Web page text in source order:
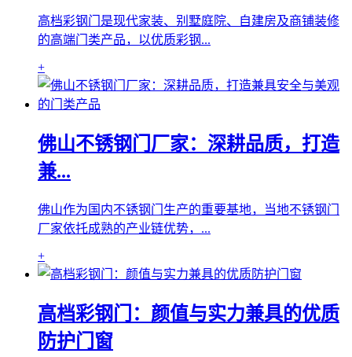
高档彩钢门是现代家装、别墅庭院、自建房及商铺装修
的高端门类产品，以优质彩钢...
+
佛山不锈钢门厂家：深耕品质，打造
兼...
佛山作为国内不锈钢门生产的重要基地，当地不锈钢门
厂家依托成熟的产业链优势，...
+
高档彩钢门：颜值与实力兼具的优质
防护门窗